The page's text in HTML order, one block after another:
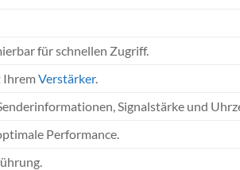
für schnellen Zugriff.
IhremVerstärker.
Signalstärke und
Performance.